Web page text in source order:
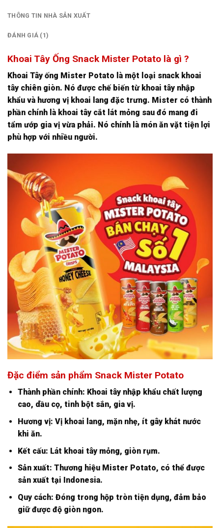
THÔNG TIN NHÀ SẢN XUẤT
ĐÁNH GIÁ (1)
Khoai Tây Ống Snack Mister Potato là gì ?
Khoai Tây ống Mister Potato là một loại snack khoai
tây chiên giòn. Nó được chế biến từ khoai tây nhập
khẩu và hương vị khoai lang đặc trưng. Mister có thành
phần chính là khoai tây cắt lát mỏng sau đó mang đi
tẩm ướp gia vị vừa phải. Nó chính là món ăn vặt tiện lợi
phù hợp với nhiều người.
Đặc điểm sản phẩm Snack Mister Potato
Thành phần chính: Khoai tây nhập khẩu chất lượng
cao, dầu cọ, tinh bột sắn, gia vị.
Hương vị: Vị khoai lang, mặn nhẹ, ít gây khát nước
khi ăn.
Kết cấu: Lát khoai tây mỏng, giòn rụm.
Sản xuất: Thương hiệu Mister Potato, có thể được
sản xuất tại Indonesia.
Quy cách: Đóng trong hộp tròn tiện dụng, đảm bảo
giữ được độ giòn ngon.